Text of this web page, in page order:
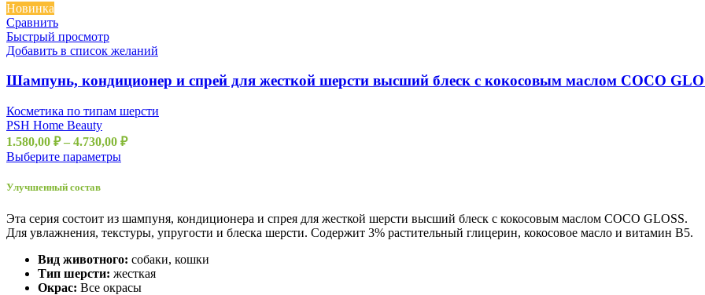
Новинка
Сравнить
Быстрый просмотр
Добавить в список желаний
Шампунь, кондиционер и спрей для жесткой шерсти высший блеск с кокосовым маслом COCO
Косметика по типам шерсти
PSH Home Beauty
1.580,00 ₽ – 4.730,00 ₽
Выберите параметры
Улучшенный состав
Эта серия состоит из шампуня, кондиционера и спрея для жесткой шерсти высший блеск с кокосовым маслом COCO GLOSS.
Для увлажнения, текстуры, упругости и блеска шерсти. Содержит 3% растительный глицерин, кокосовое масло и витамин B5.
Вид животного: собаки, кошки
Тип шерсти: жесткая
Окрас: Все окрасы